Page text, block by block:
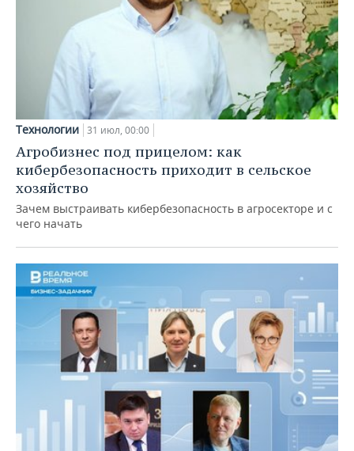
Технологии 31 июл, 00:00
Агробизнес под прицелом: как
кибербезопасность приходит в сельское
хозяйство
Зачем выстраивать кибербезопасность в агросекторе и с
чего начать